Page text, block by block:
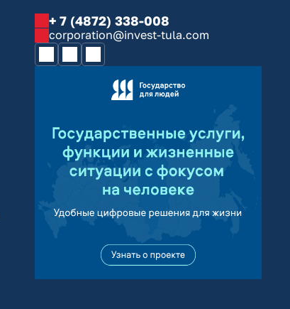
+ 7 (4872) 338-008
corporation@invest-tula.com